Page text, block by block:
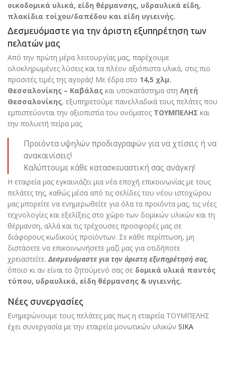
οικοδομικά υλικά, είδη θέρμανσης, υδραυλικά είδη,
πλακίδια τοίχου/δαπέδου και είδη υγιεινής.
Δεσμευόμαστε για την άριστη εξυπηρέτηση των
πελατών μας
Από την πρώτη μέρα λειτουργίας μας, παρέχουμε
ολοκληρωμένες λύσεις και τα πλέον αξιόπιστα υλικά, στις πιο
προσιτές τιμές της αγοράς! Με έδρα στο 14,5 χλμ.
Θεσσαλονίκης – Καβάλας και υποκατάστημα στη Λητή
Θεσσαλονίκης, εξυπηρετούμε πανελλαδικά τους πελάτες που
εμπιστεύονται την αξιοπιστία του ονόματος ΤΟΥΜΠΕΛΗΣ και
την πολυετή πείρα μας.
Προϊόντα υψηλών προδιαγραφών για να χτίσεις ή να
ανακαινίσεις!
Καλύπτουμε κάθε κατασκευαστική σας ανάγκη!
Η εταιρεία μας εγκαινιάζει μια νέα εποχή επικοινωνίας με τους
πελάτες της, καθώς μέσα από τις σελίδες του νέου ιστοχώρου
μας μπορείτε να ενημερωθείτε για όλα τα προϊόντα μας, τις νέες
τεχνολογίες και εξελίξεις στο χώρο των δομικών υλικών και τη
θέρμανση, αλλά και τις τρέχουσες προσφορές μας σε
διάφορους κωδικούς προϊόντων. Σε κάθε περίπτωση, μη
διστάσετε να επικοινωνήσετε μαζί μας για οτιδήποτε
χρειαστείτε.Δεσμευόμαστε για την άριστη εξυπηρέτησή σας,
όποιο κι αν είναι το ζητούμενό σας σε δομικά υλικά παντός
τύπου, υδραυλικά, είδη θέρμανσης & υγιεινής.
Νέες συνεργασίες
Ενημερώνουμε τους πελάτες μας πως η εταιρεία ΤΟΥΜΠΕΛΗΣ
έχει συνεργασία με την εταιρεία μονωτικών υλικών SIKA